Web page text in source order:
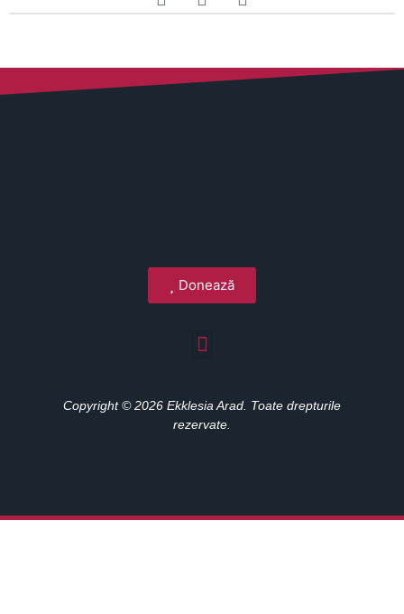
Donează
Copyright © 2026 Ekklesia Arad. Toate drepturile
rezervate.